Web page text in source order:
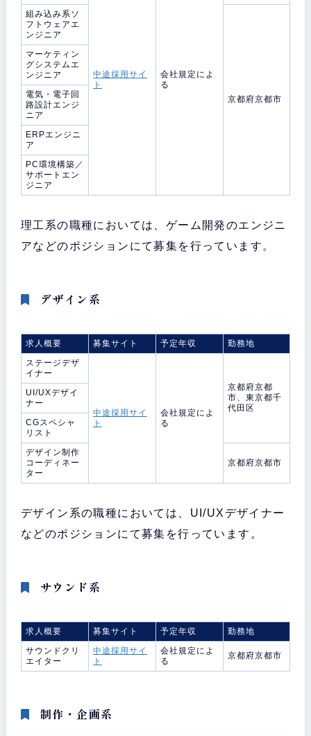
中途採用サイ
ト
会社規定によ
る
組み込み系ソ
フトウェアエ
ンジニア
京都府京都市
マーケティン
グシステムエ
ンジニア
電気・電子回
路設計エンジ
ニア
ERPエンジニ
ア
PC環境構築／
サポートエン
ジニア
理工系の職種においては、ゲーム開発のエンジニ
アなどのポジションにて募集を行っています。
デザイン系
求人概要 募集サイト 予定年収
勤務地
ステージデザ
イナー
中途採用サイ
ト
会社規定によ
る
京都府京都
市、東京都千
代田区
UI/UXデザイ
ナー
CGスペシャ
リスト
デザイン制作
コーディネー
ター
京都府京都市
デザイン系の職種においては、UI/UXデザイナー
などのポジションにて募集を行っています。
サウンド系
求人概要 募集サイト 予定年収
勤務地
サウンドクリ
エイター
中途採用サイ
ト
会社規定によ
る
京都府京都市
制作・企画系